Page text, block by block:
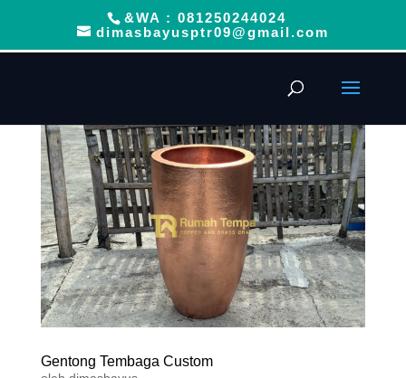
&WA : 081250244024
dimasbayusptr09@gmail.com
Gentong Tembaga Custom